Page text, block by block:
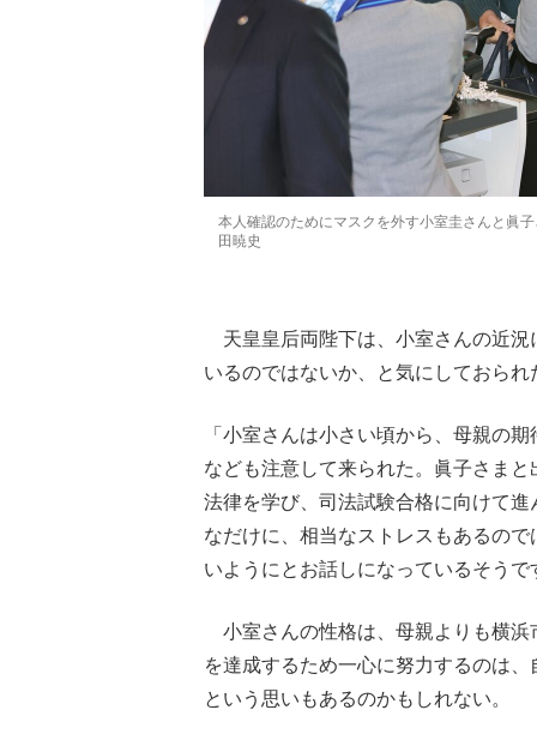
本人確認のためにマスクを外す小室圭さんと
田暁史
天皇皇后両陛下は、小室さんの近況
いるのではないか、と気にしておられ
「小室さんは小さい頃から、母親の
なども注意して来られた。眞子さま
法律を学び、司法試験合格に向けて
なだけに、相当なストレスもあるの
いようにとお話しになっているそう
小室さんの性格は、母親よりも横浜
を達成するため一心に努力するのは
という思いもあるのかもしれない。